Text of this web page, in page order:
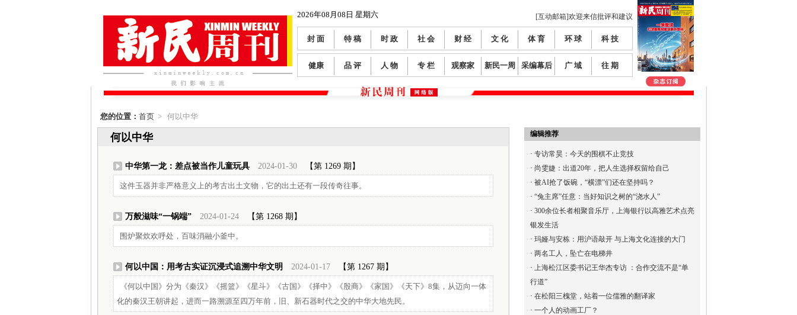
2026年08月08日 星期六 [互动邮箱]欢迎来信批评和建议
封 面 特 稿 时 政 社 会 财 经 文 化 体 育 环 球 科 技
健康 品 评 人 物 专 栏 观察家 新民一周 采编幕后 广 域 往 期
您的位置： 首页> 何以中华
何以中华
中华第一龙：差点被当作儿童玩具 2024-01-30 【第 1269 期】
这件玉器并非严格意义上的考古出土文物，它的出土还有一段传奇往事。
万般滋味“一锅端” 2024-01-24 【第 1268 期】
围炉聚炊欢呼处，百味消融小釜中。
何以中国：用考古实证沉浸式追溯中华文明 2024-01-17 【第 1267 期】
《何以中国》分为《秦汉》《摇篮》《星斗》《古国》《择中》《殷商》《家国》《天下》8集，从迈向一体
化的秦汉王朝讲起，进而一路溯源至四万年前，旧、新石器时代之交的中华大地先民。
编辑推荐
· 专访常昊：今天的围棋不止竞技
· 尚雯婕：出道20年，把人生选择权留给自己
· 被AI抢了饭碗，“横漂”们还在坚持吗？
· “兔主席”任意：当好知识之树的“浇水人”
· 300余位长者相聚音乐厅，上海银行以高雅艺术点亮
银发生活
· 玛娅与安栋：用沪语敲开 与上海文化连接的大门
· 两名工人，坠亡在电梯井
· 上海松江区委书记王华杰专访 ：合作交流不是“单
行道”
· 在松阳三槐堂，站着一位儒雅的翻译家
· 一个人的动画工厂？